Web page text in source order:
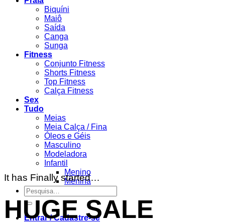
Biquíni
Maiô
Saída
Canga
Sunga
Fitness
Conjunto Fitness
Shorts Fitness
Top Fitness
Calça Fitness
Sex
Tudo
Meias
Meia Calça / Fina
Óleos e Géis
Masculino
Modeladora
Infantil
Menino
Menina
Pesquisar
por:
Entrar / Cadastre-se
It has Finally started…
HUGE SALE